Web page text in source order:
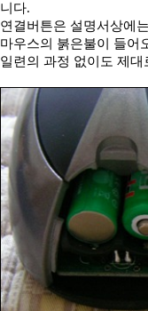
니다.
연결버튼은 설명서상에
마우스의 붉은불이 들어
일련의 과정 없이도 제